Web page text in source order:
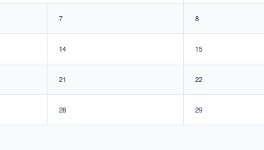
7 8
14 15
21 22
28 29